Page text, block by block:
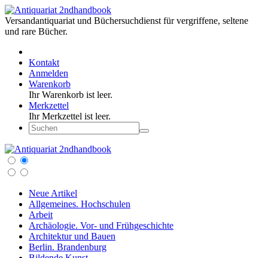
Versandantiquariat und Büchersuchdienst für vergriffene, seltene
und rare Bücher.
Kontakt
Anmelden
Warenkorb
Ihr Warenkorb ist leer.
Merkzettel
Ihr Merkzettel ist leer.
Neue Artikel
Allgemeines. Hochschulen
Arbeit
Archäologie. Vor- und Frühgeschichte
Architektur und Bauen
Berlin. Brandenburg